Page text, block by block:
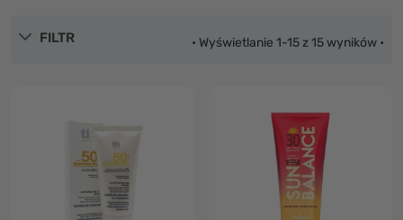
FILTR • Wyświetlanie 1-15 z 15 wyników •